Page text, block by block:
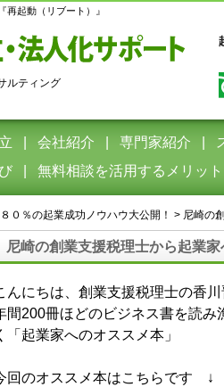
起動（リブート）』
ルティング
会社紹介 専門家紹介
無料相談を活用するメリット
０％の起業成功ノウハウ大公開！ > 尼崎の
尼崎の創業支援税理士から起
んにちは、創業支援税理士の香川
間200冊ほどのビジネス書を読
「起業家へのオススメ本」
回のオススメ本はこちらです ↓